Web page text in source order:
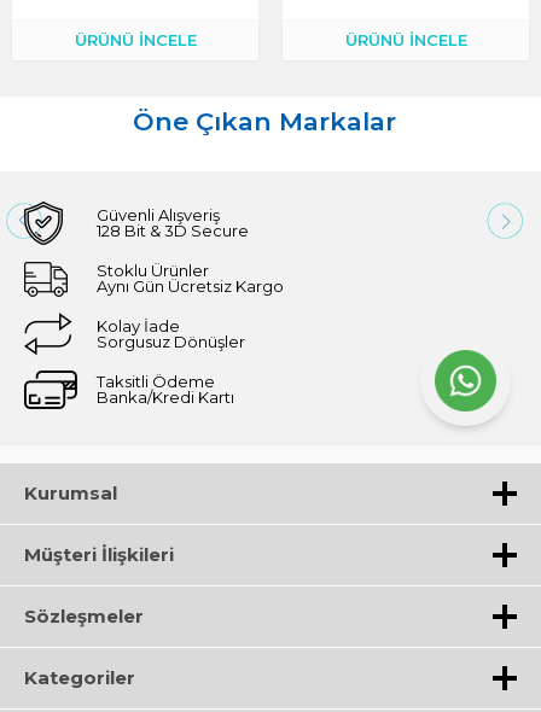
ÜRÜNÜ İNCELE ÜRÜNÜ İNCELE
Öne Çıkan Markalar
Güvenli Alışveriş
128 Bit & 3D Secure
Stoklu Ürünler
Aynı Gün Ücretsiz Kargo
Kolay İade
Sorgusuz Dönüşler
Taksitli Ödeme
Banka/Kredi Kartı
Kurumsal
Müşteri İlişkileri
Sözleşmeler
Kategoriler